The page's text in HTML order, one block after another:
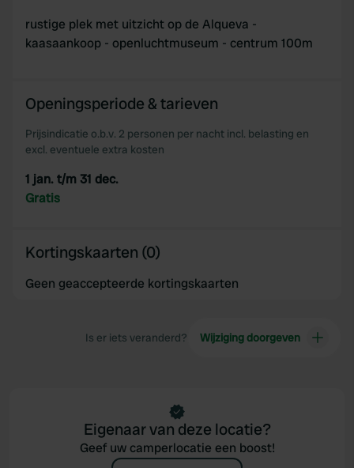
rustige plek met uitzicht op de Alqueva -
kaasaankoop - openluchtmuseum - centrum 100m
Openingsperiode & tarieven
Prijsindicatie o.b.v. 2 personen per nacht incl. belasting en
excl. eventuele extra kosten
1 jan. t/m 31 dec.
Gratis
Kortingskaarten (0)
Geen geaccepteerde kortingskaarten
Is er iets veranderd? Wijziging doorgeven
Eigenaar van deze locatie?
Geef uw camperlocatie een boost!